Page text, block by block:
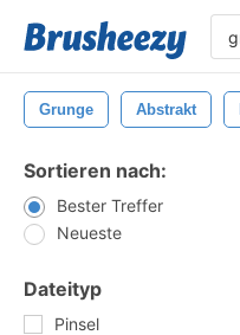
Grunge Abstrakt
Sortieren nach:
Bester Treffer
Neueste
Dateityp
Pinsel